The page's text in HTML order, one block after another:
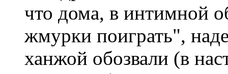
что дома, в интимной
жмурки поиграть",
ханжой обозвали (в